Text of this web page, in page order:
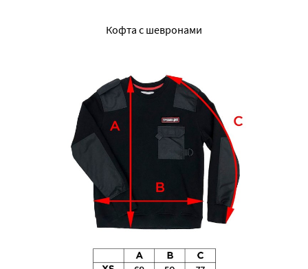
Кофта с шевронами